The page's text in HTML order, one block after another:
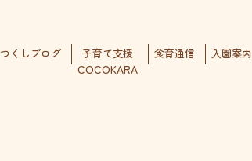
つくしブログ 子育て支援
COCOKARA
食育通信 入園案内